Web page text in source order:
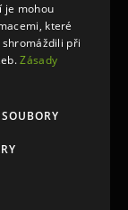
je mohou
které
při
Zásady